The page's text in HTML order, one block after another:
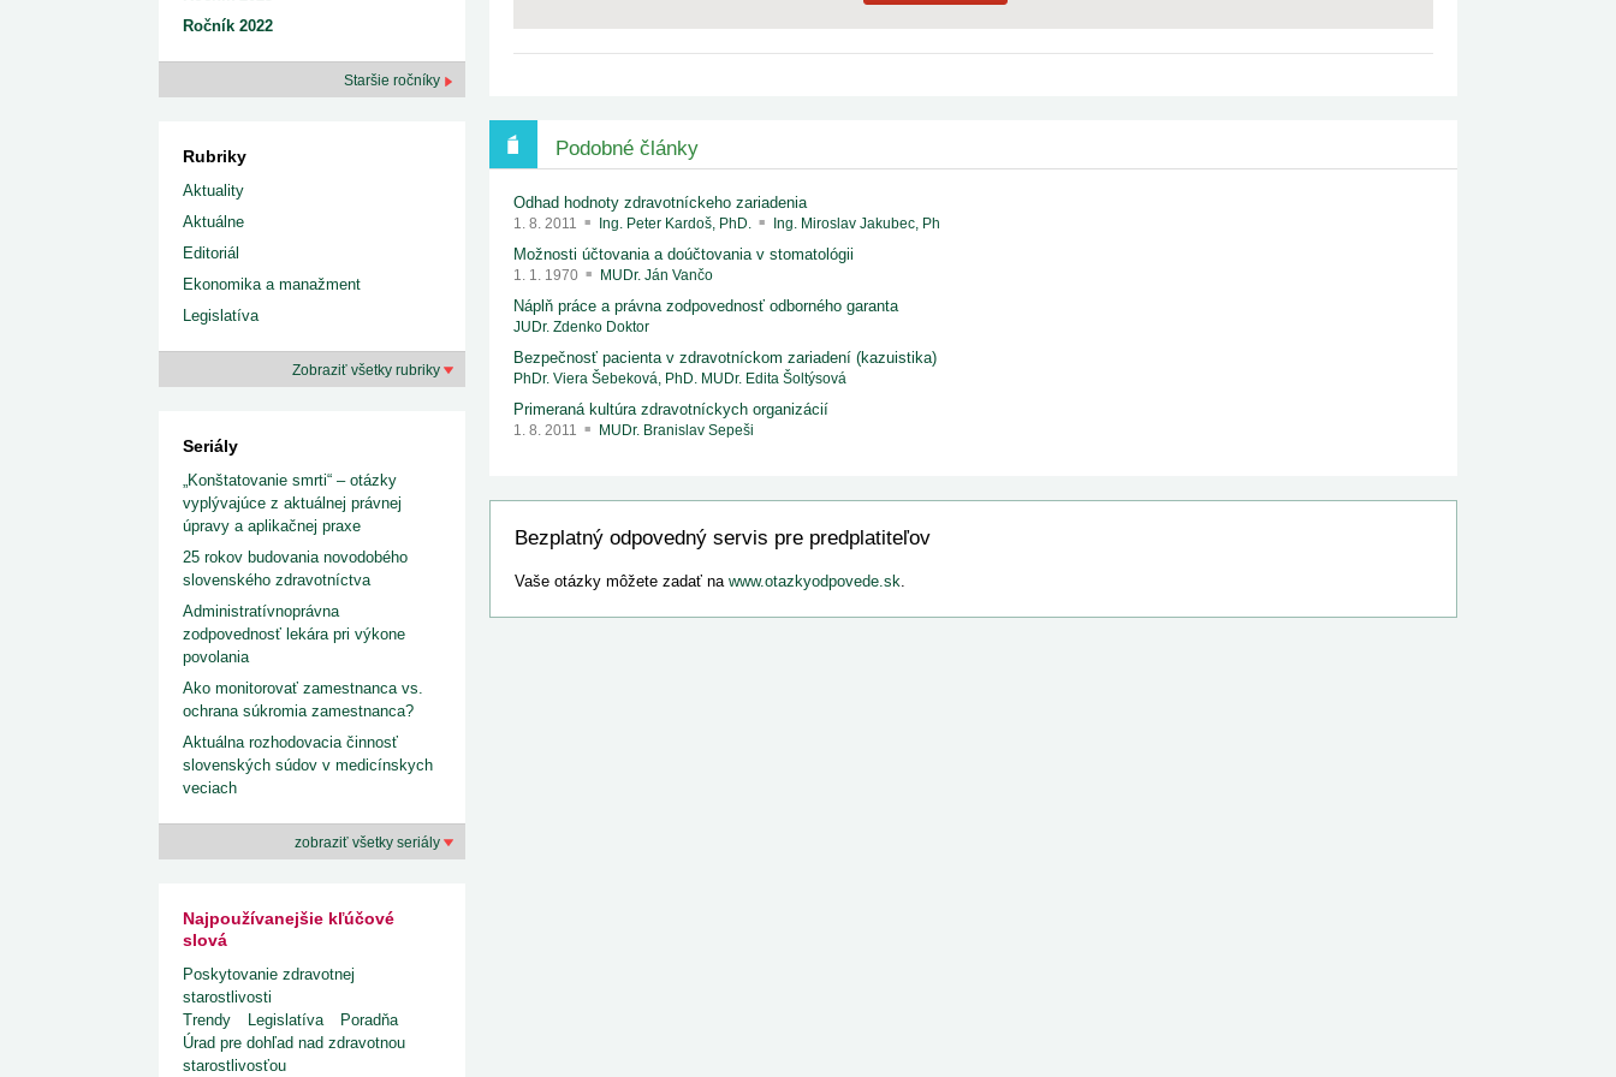
Podobné články
Odhad hodnoty zdravotníckeho zariadenia
1. 8. 2011 Ing. Peter Kardoš, PhD. Ing. Miroslav Jakubec, Ph
Možnosti účtovania a doúčtovania v stomatológii
1. 1. 1970 MUDr. Ján Vančo
Náplň práce a právna zodpovednosť odborného garanta
JUDr. Zdenko Doktor
Bezpečnosť pacienta v zdravotníckom zariadení (kazuistika)
PhDr. Viera Šebeková, PhD. MUDr. Edita Šoltýsová
Primeraná kultúra zdravotníckych organizácií
1. 8. 2011 MUDr. Branislav Sepeši
Bezplatný odpovedný servis pre predplatiteľov
Vaše otázky môžete zadať na www.otazkyodpovede.sk.
Ročník 2022
Staršie ročníky
Rubriky
Aktuality
Aktuálne
Editoriál
Ekonomika a manažment
Legislatíva
Zobraziť všetky rubriky
Seriály
„Konštatovanie smrti“ – otázky
vyplývajúce z aktuálnej právnej
úpravy a aplikačnej praxe
25 rokov budovania novodobého
slovenského zdravotníctva
Administratívnoprávna
zodpovednosť lekára pri výkone
povolania
Ako monitorovať zamestnanca vs.
ochrana súkromia zamestnanca?
Aktuálna rozhodovacia činnosť
slovenských súdov v medicínskych
veciach
zobraziť všetky seriály
Najpoužívanejšie kľúčové
slová
Poskytovanie zdravotnej
starostlivosti
Trendy
Legislatíva
Poradňa
Úrad pre dohľad nad zdravotnou
starostlivosťou